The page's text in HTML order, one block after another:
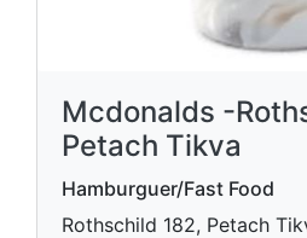
Mcdonalds -
Petach Tikva
Hamburguer/Fast Food
Rothschild 182, Petach